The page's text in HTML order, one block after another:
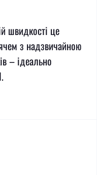
швидкості це
з надзвичайною
– ідеально